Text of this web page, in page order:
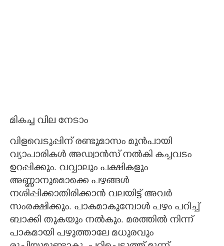
മികച്ച വില നേടാം
വിളവെടുപ്പിന് രണ്ടുമാസം മുൻപായി
വ്യാപാരികൾ അഡ്വാൻസ് നൽകി​ കച്ചവടം
ഉറപ്പി​ക്കും. വവ്വാലും പക്ഷികളും
അണ്ണാനുമൊക്കെ പഴങ്ങൾ
നശിപ്പിക്കാതിരിക്കാൻ വലയിട്ട് അവർ
സംരക്ഷിക്കും. പാകമാകുമ്പോൾ പഴം പറിച്ച്
ബാക്കി തുകയും നൽകും. മരത്തിൽ നിന്ന്
പാകമായി പഴുത്താലേ മധുരവും